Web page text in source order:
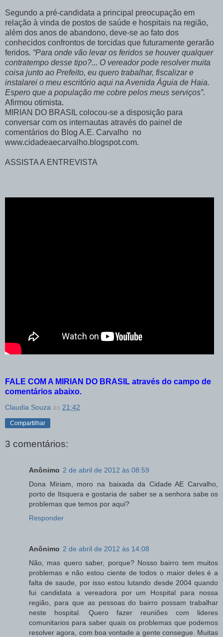
Segundo a pré-candidata a principal preocupação em
relação à vinda de postos de saúde e hospitais na região,
além dos anos de abandono, deve-se ao fato dos
conhecidos confrontos de torcidas que futuramente gerarão
feridos. “Para onde vão levar os feridos se houver qualquer
contratempo desse tipo?... O vereador pode resolver muita
coisa junto ao Prefeito, eu quero trabalhar, fiscalizar e
instalarei o meu escritório aqui na Avenida Águia de Haia.
Espero que a população me cobre pelos meus serviços”.
Afirmou otimista.
MIRIAN DO BRASIL colocou-se a disposição para
conversar com os internautas através do painel de
comentários do Blog A.E. Carvalho no
www.cidadeaecarvalho.blogspot.com.
ASSISTA A ENTREVISTA
FALE COM A MIRIAN DO BRASIL através do campo de
comentários abaixo.
Claudia Souza às 21:42
Compartilhar
3 comentários:
Anônimo 2 de abril de 2012 às 08:59
Dona Miriam, moro na baixada da Cidade AE Carvalho,
porto de Itsquera e gostaria de saber se a senhora sabe os
problemas que temos por aqui?
Responder
Anônimo 2 de abril de 2012 às 14:08
Não, mas quero saber, porque? Nosso bairro tem muitos
problemas e não estou ciente de todos o maior deles é a
falta de saude, por isso estou lutando desde 2004 quando
fui candidata a vereadora por um Hospital para nossa
região, para que as pessoas do bairro possam trabalhar
neste hospital. Quero fazer reuniões com lideres
comunitarios para saber quais os problemas que podemos
resolver agora, com boa vontade a gente consegue. Muitas